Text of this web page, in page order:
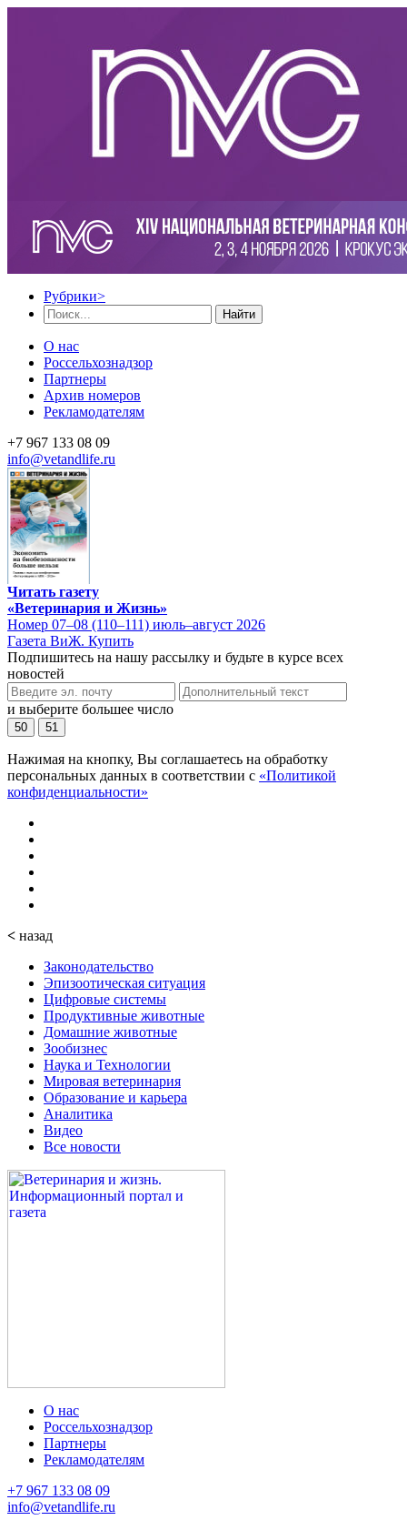
Рубрики>
Найти
О нас
Россельхознадзор
Партнеры
Архив номеров
Рекламодателям
+7 967 133 08 09
info@vetandlife.ru
Читать газету
«Ветеринария и Жизнь»
Номер 07–08 (110–111) июль–август 2026
Газета ВиЖ. Купить
Подпишитесь на нашу рассылку и будьте в курсе всех
новостей
и выберите большее число
50 51
Нажимая на кнопку, Вы соглашаетесь на обработку
персональных данных в соответствии с «Политикой
конфиденциальности»
< назад
Законодательство
Эпизоотическая ситуация
Цифровые системы
Продуктивные животные
Домашние животные
Зообизнес
Наука и Технологии
Мировая ветеринария
Образование и карьера
Аналитика
Видео
Все новости
О нас
Россельхознадзор
Партнеры
Рекламодателям
+7 967 133 08 09
info@vetandlife.ru